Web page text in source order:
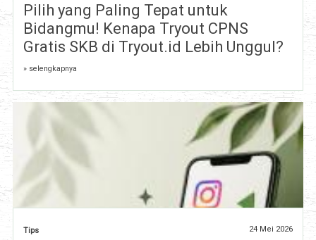
Pilih yang Paling Tepat untuk
Bidangmu! Kenapa Tryout CPNS
Gratis SKB di Tryout.id Lebih Unggul?
» selengkapnya
Tips 24 Mei 2026